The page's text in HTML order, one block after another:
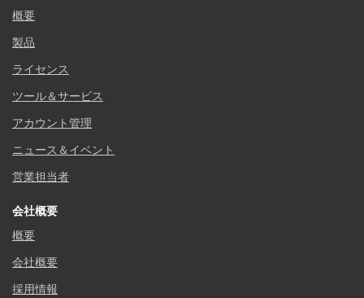
概要
製品
ライセンス
ツール＆サービス
アカウント管理
ニュース＆イベント
営業担当者
会社概要
概要
会社概要
採用情報